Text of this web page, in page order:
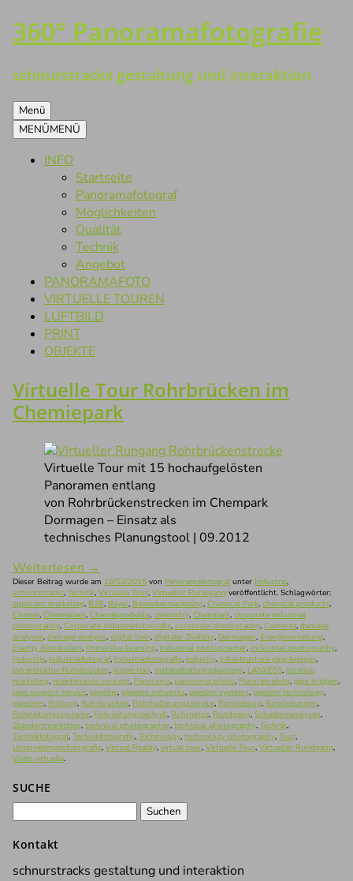
Zum
Inhalt
360° Panoramafotografie
schnurstracks gestaltung und interaktion
Menü
MENÜMENÜ
INFO
Startseite
Panoramafotograf
Möglichkeiten
Qualität
Technik
Angebot
PANORAMAFOTO
VIRTUELLE TOUREN
LUFTBILD
PRINT
OBJEKTE
Virtuelle Tour Rohrbrücken im
Chemiepark
Virtuelle Tour mit 15 hochaufgelösten
Panoramen entlang
von Rohrbrückenstrecken im Chempark
Dormagen – Einsatz als
technisches Planungstool | 09.2012
Weiterlesen →
Dieser Beitrag wurde am 16/02/2015 von Panoramafotografunter Industrie,
schnurstracks, Technik, Virtuelle Tour, Virtueller Rundgang veröffentlicht. Schlagwörter:
applicant marketing, B2B, Bayer, Bewerbermarketing, Chemical Park, chemical products,
Chemie, Chemiepark, Chemieprodukte, chemistry, Chempark, corporate industrial
photography, Corporate Industriefotografie, corporate photography, Currenta, damage
analyses, damage analysis, digital twin, digitaler Zwilling, Dormagen, Energieverteilung,
Energy distribution, Immersive Learning, industrial photographer, Industrial photography,
Industrie, Industriefotograf, Industriefotografie, industry, infrastructure pipe bridges,
Infrastruktur-Rohrbrücken, inspection, Instandhaltungskonzept, LANXESS, location
marketing, maintenance concept, Panorama, panorama photo, Panoramafoto, pipe bridges,
pipe support service, pipeline, pipeline networks, pipeline systems, pipeline technology,
pipelines, Prüfung, Rohrbrücken, Rohrhalterungsservice, Rohrleitung, Rohrleitungen,
Rohrleitungssysteme, Rohrleitungstechnik, Rohrnetze, Rundgang, Schadensanalysen,
Standortmarketing, technical photographer, technical photography, Technik,
Technikfotograf, Technikfotografie, Technology, technology photography, Tour,
Unternehmensfotografie, Virtual Reality, virtual tour, Virtuelle Tour, Virtueller Rundgang,
Visite virtuelle.
SUCHE
Kontakt
schnurstracks gestaltung und interaktion